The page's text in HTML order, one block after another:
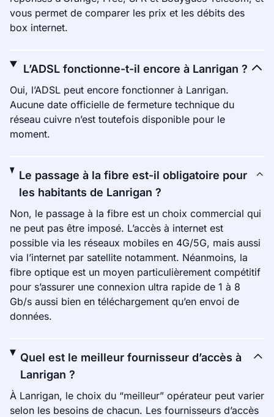
vous permet de comparer les prix et les débits des
box internet.
L’ADSL fonctionne-t-il encore à Lanrigan ?
Oui, l’ADSL peut encore fonctionner à Lanrigan.
Aucune date officielle de fermeture technique du
réseau cuivre n’est toutefois disponible pour le
moment.
Le passage à la fibre est-il obligatoire pour
les habitants de Lanrigan ?
Non, le passage à la fibre est un choix commercial qui
ne peut pas être imposé. L’accès à internet est
possible via les réseaux mobiles en 4G/5G, mais aussi
via l’internet par satellite notamment. Néanmoins, la
fibre optique est un moyen particulièrement compétitif
pour s’assurer une connexion ultra rapide de 1 à 8
Gb/s aussi bien en téléchargement qu’en envoi de
données.
Quel est le meilleur fournisseur d’accès à
Lanrigan ?
À Lanrigan, le choix du “meilleur” opérateur peut varier
selon les besoins de chacun. Les fournisseurs d’accès